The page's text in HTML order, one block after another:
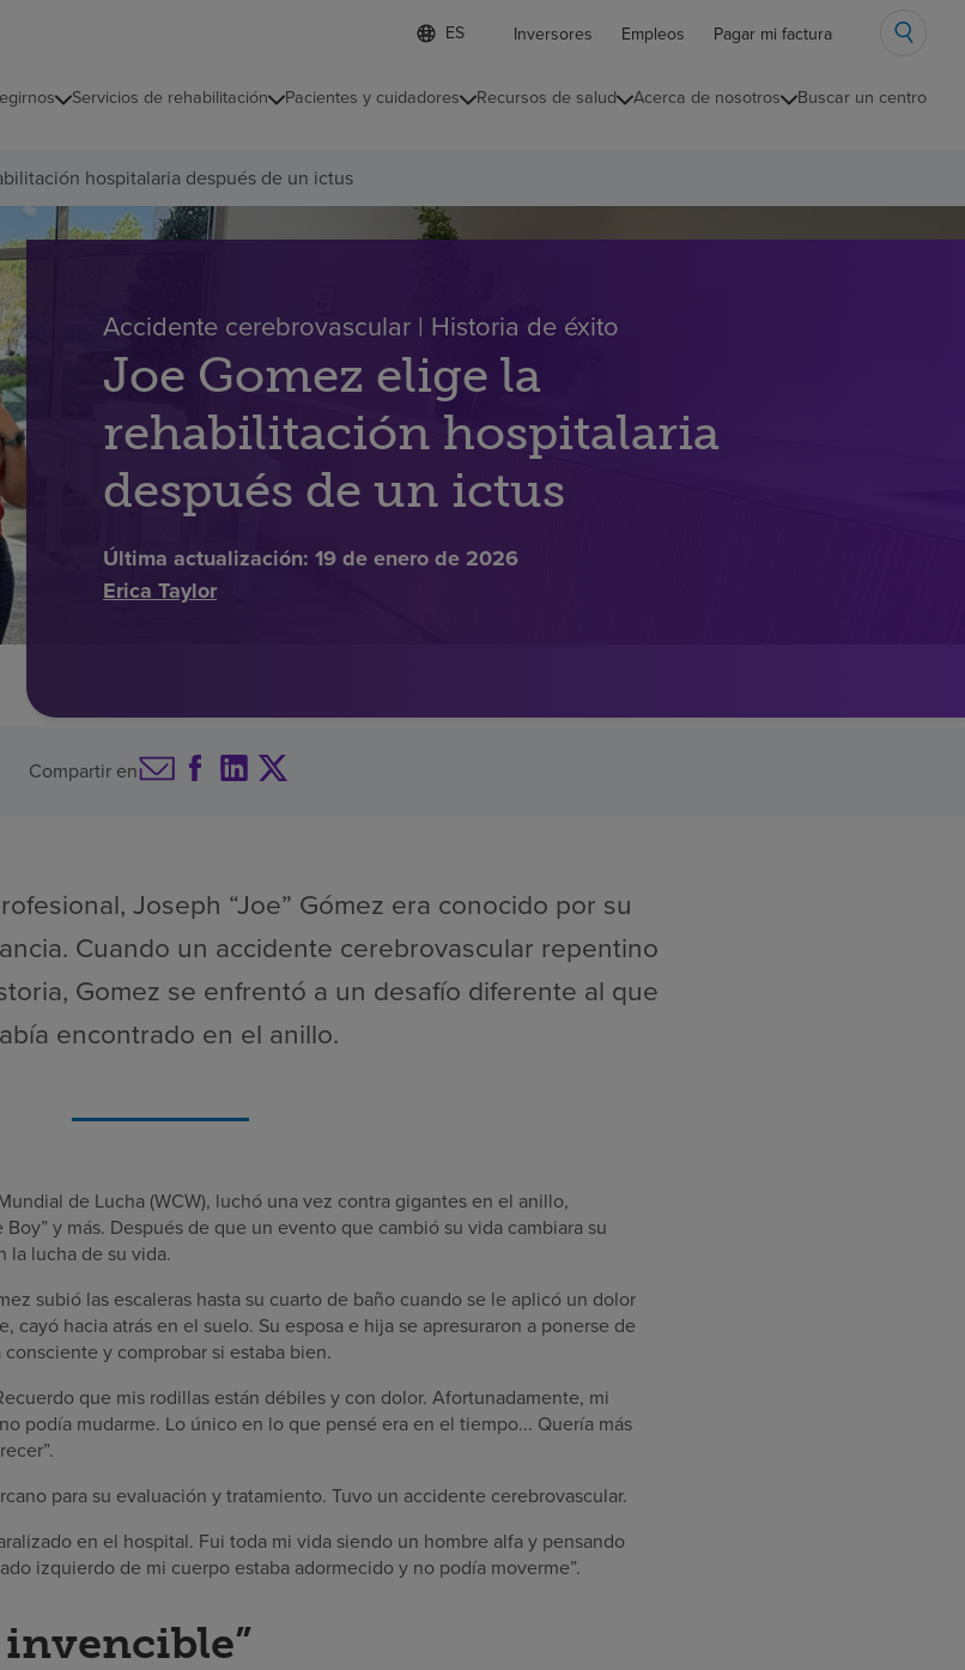
Lista
de
contraída
d
o
l
e
o
n
a
d
Inversores Empleos Pagar mi factura
Servicios de rehabilitación Pacientes y cuidadores Recursos de salud Acerca de nosotros Buscar un centro
hospitalaria después de un ictus
Accidente cerebrovascular | Historia de éxito
Joe Gomez elige la
rehabilitación hospitalaria
después de un ictus
Última actualización: 19 de enero de 2026
Erica Taylor
Compartir en
Joseph “Joe” Gómez era conocido por su
Cuando un accidente cerebrovascular repentino
Gomez se enfrentó a un desafío diferente al que
encontrado en el anillo.
de Lucha (WCW), luchó una vez contra gigantes en el anillo,
y más. Después de que un evento que cambió su vida cambiara su
la lucha de su vida.
subió las escaleras hasta su cuarto de baño cuando se le aplicó un dolor
cayó hacia atrás en el suelo. Su esposa e hija se apresuraron a ponerse de
y comprobar si estaba bien.
que mis rodillas están débiles y con dolor. Afortunadamente, mi
podía mudarme. Lo único en lo que pensé era en el tiempo... Quería más
para su evaluación y tratamiento. Tuvo un accidente cerebrovascular.
en el hospital. Fui toda mi vida siendo un hombre alfa y pensando
izquierdo de mi cuerpo estaba adormecido y no podía moverme”.
invencible”